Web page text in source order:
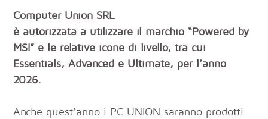
Computer Union SRL
è autorizzata a utilizzare il marchio “Powered by
MSI” e le relative icone di livello, tra cui
Essentials, Advanced e Ultimate, per l’anno
2026.
Anche quest’anno i PC UNION saranno prodotti